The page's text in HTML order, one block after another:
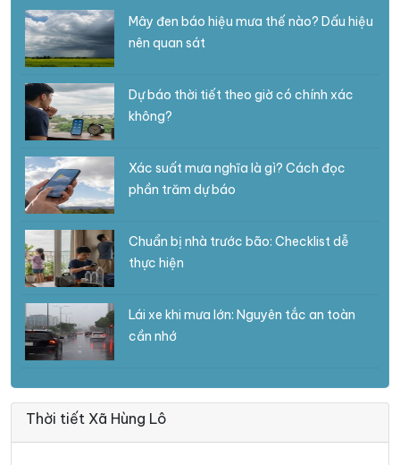
Mây đen báo hiệu mưa thế nào? Dấu hiệu
nên quan sát
Dự báo thời tiết theo giờ có chính xác
không?
Xác suất mưa nghĩa là gì? Cách đọc
phần trăm dự báo
Chuẩn bị nhà trước bão: Checklist dễ
thực hiện
Lái xe khi mưa lớn: Nguyên tắc an toàn
cần nhớ
Thời tiết Xã Hùng Lô